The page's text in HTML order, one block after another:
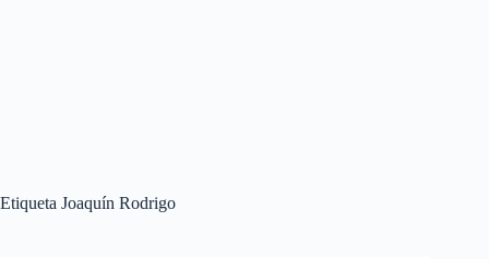
Etiqueta Joaquín Rodrigo